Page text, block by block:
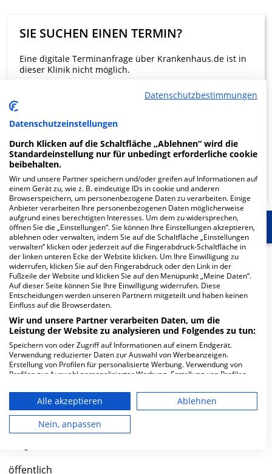
SIE SUCHEN EINEN TERMIN?
Eine digitale Terminanfrage über Krankenhaus.de ist in
dieser Klinik nicht möglich.
KLINIKEN FINDEN
Start Für die Klinik Weitere Fachabteilungen
Herzlich Willkommen
Stiftungsklinik Weißenhorn in der Günzburger Straße 41
ist ein kleines Krankenhaus in Weißenhorn. Mit einer
Kapazität von 160 Betten werden in den spezialisierten
Fachabteilungen pro Jahr etwa 7.706 medizinische Fälle
behandelt und therapiert.
Weiterlesen
Besuchszeiten
0 bis 23 Uhr
öffentlich
Datenschutzbestimmungen
Datenschutzeinstellungen
Durch Klicken auf die Schaltfläche „Ablehnen“ wird die
Standardeinstellung nur für unbedingt erforderliche cookie
beibehalten.
Wir und unsere Partner speichern und/oder greifen auf Informationen auf
einem Gerät zu, wie z. B. eindeutige IDs in cookie und anderen
Browserspeichern, um personenbezogene Daten zu verarbeiten. Einige
Anbieter verarbeiten Ihre personenbezogenen Daten möglicherweise
aufgrund eines berechtigten Interesses. Um dem zu widersprechen,
öffnen Sie die „Einstellungen“. Sie können Ihre Einstellungen akzeptieren,
ablehnen oder verwalten, indem Sie auf die Schaltfläche „Einstellungen
verwalten“ klicken oder jederzeit auf die Fingerabdruck-Schaltfläche in
der linken unteren Ecke der Website klicken. Um Ihre Einwilligung zu
widerrufen, klicken Sie auf den Fingerabdruck oder den Link in der
Fußzeile der Website und klicken Sie auf den Menüpunkt „Meine Daten“.
Auf dieser Seite können Sie Ihre Einwilligung widerrufen. Diese
Entscheidungen werden unseren Partnern mitgeteilt und haben keinen
Einfluss auf die Browserdaten.
Wir und unsere Partner verarbeiten Daten, um die
Leistung der Website zu analysieren und Folgendes zu tun:
Speichern von oder Zugriff auf Informationen auf einem Endgerät.
Verwendung reduzierter Daten zur Auswahl von Werbeanzeigen.
Erstellung von Profilen für personalisierte Werbung. Verwendung von
Profilen zur Auswahl personalisierter Werbung. Erstellung von Profilen
personalisierter Inhalte. Messung der Werbeleistung. Messung der
Performance von Inhalten. Analyse von Zielgruppen durch Statistiken
oder Kombinationen von Daten aus verschiedenen Quellen. Entwicklung
und Verbesserung der Angebote. Verwendung reduzierter Daten zur
Auswahl von Inhalten.
die USA gesendet werden.
Ihre Einwilligung und die cookie Richtlinie gelten ausschließlich für diese
Alle akzeptieren
Ablehnen
Nein, anpassen